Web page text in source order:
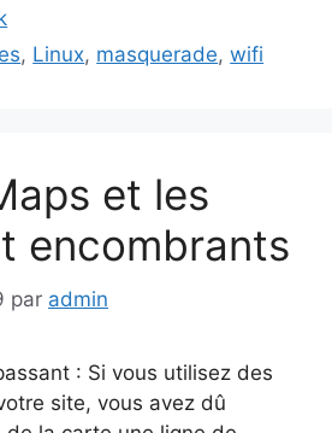
, Linux, masquerade,wifi
et les
encombrants
par admin
: Si vous utilisez des
site, vous avez dû